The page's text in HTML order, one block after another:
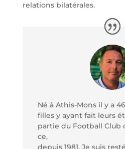
relations bilatérales.
Né à Athis-Mons il y a
filles y ayant fait leurs
partie du Football Club
ce,
depuis 1981. Je suis